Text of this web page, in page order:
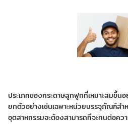
ประเภทของกระดาษลูกฟูกที่เหมาะสมขึ้
ยกตัวอย่างเช่นเฉพาะหน่วยบรรจุภัณฑ์สำ
อุตสาหกรรมจะต้องสามารถที่จะทนต่อค